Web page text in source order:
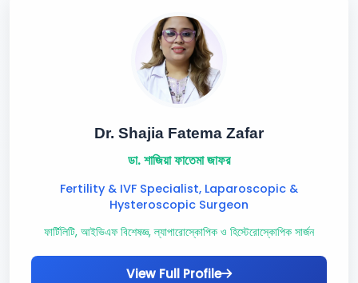
Dr. Shajia Fatema Zafar
ডা. শাজিয়া ফাতেমা জাফর
Fertility & IVF Specialist, Laparoscopic &
Hysteroscopic Surgeon
ফার্টিলিটি, আইভিএফ বিশেষজ্ঞ, ল্যাপারোস্কোপিক ও হিস্টেরোস্কোপিক সার্জন
View Full Profile